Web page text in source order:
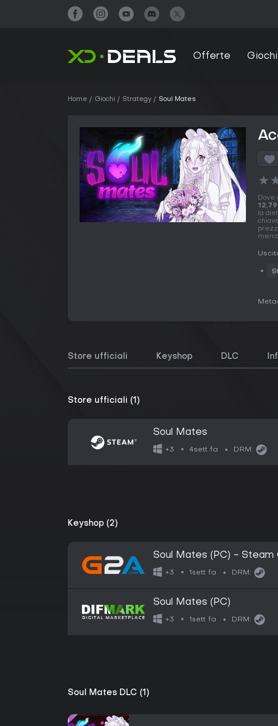
Offerte Giochi
Home Giochi Strategy Soul Mates
★
Dove
la
Store ufficiali Keyshop DLC
Store ufficiali (1)
Soul Mates
+3 4sett fa DRM:
Keyshop (2)
Soul Mates (PC) - Steam
+3 1sett fa DRM:
Soul Mates (PC)
+3 1sett fa DRM:
Soul Mates DLC (1)